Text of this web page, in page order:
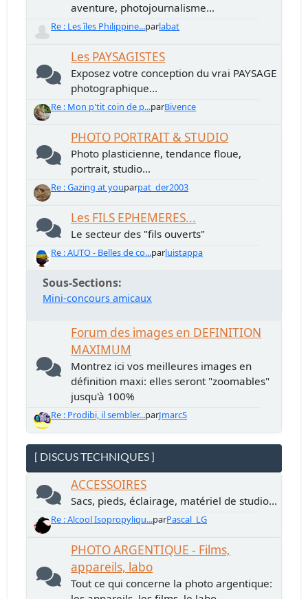
aventure, photojournalisme...
Re : Les îles Philippine...parlabat
Les PAYSAGISTES
Exposez votre conception du vrai PAYSAGE
photographique...
Re : Mon p'tit coin de p...parBivence
PHOTO PORTRAIT & STUDIO
Photo plasticienne, tendance floue,
portrait, studio...
Re : Gazing at youparpat_der2003
Les FILS EPHEMERES...
Le secteur des "fils ouverts"
Re : AUTO - Belles de co...parluistappa
Sous-Sections
Mini-concours amicaux
Forum des images en DEFINITION
MAXIMUM
Montrez ici vos meilleures images en
définition maxi: elles seront "zoomables"
jusqu'à 100%
Re : Prodibi, il sembler...parJmarcS
[ DISCUS TECHNIQUES ]
ACCESSOIRES
Sacs, pieds, éclairage, matériel de studio...
Re : Alcool Isopropyliqu...parPascal_LG
PHOTO ARGENTIQUE - Films,
appareils, labo
Tout ce qui concerne la photo argentique: